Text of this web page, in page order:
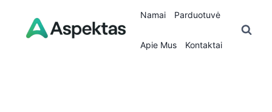
content
Namai Parduotuvė
Apie Mus Kontaktai